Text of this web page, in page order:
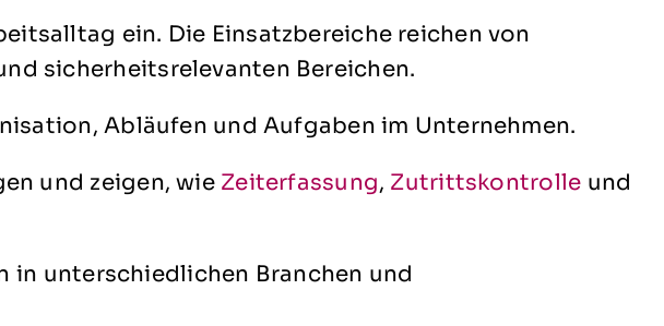
ein. Die Einsatzbereiche reichen von
sicherheitsrelevanten Bereichen.
Abläufen und Aufgaben im Unternehmen.
und zeigen, wie Zeiterfassung, Zutrittskontrolle und
in unterschiedlichen Branchen und